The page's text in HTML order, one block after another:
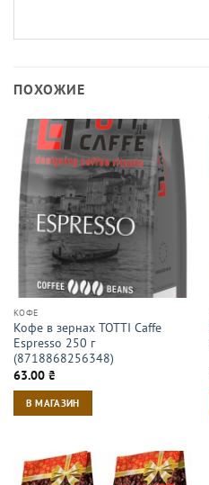
ПОХОЖИЕ
КОФЕ
Кофе в зернах TOTTI Caffe
Espresso 250 г
(8718868256348)
63.00 ₴
В МАГАЗИН